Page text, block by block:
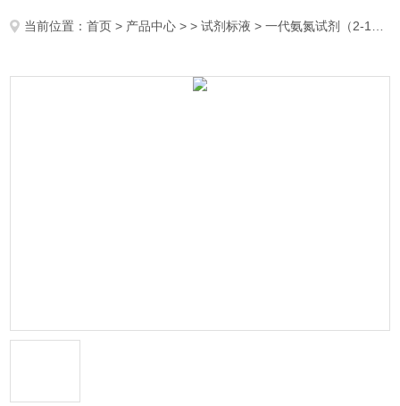
当前位置：首页 > 产品中心 > >试剂标液 > 一代氨氮试剂（2-120mg/L）